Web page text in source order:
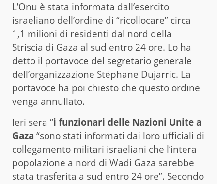
L’Onu è stata informata dall’esercito
israeliano dell’ordine di “ricollocare” circa
1,1 milioni di residenti dal nord della
Striscia di Gaza al sud entro 24 ore. Lo ha
detto il portavoce del segretario generale
dell’organizzazione Stéphane Dujarric. La
portavoce ha poi chiesto che questo ordine
venga annullato.
Ieri sera “i funzionari delle Nazioni Unite a
Gaza “sono stati informati dai loro ufficiali di
collegamento militari israeliani che l’intera
popolazione a nord di Wadi Gaza sarebbe
stata trasferita a sud entro 24 ore”. Secondo